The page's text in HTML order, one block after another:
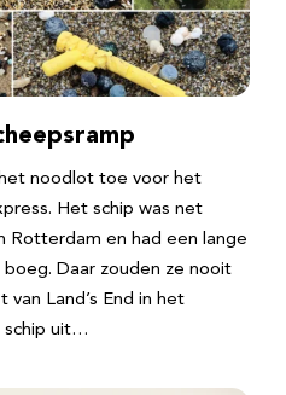
noodlot toe voor het
Het schip was net
Rotterdam en had een lange
Daar zouden ze nooit
van Land’s End in het
schip uit…